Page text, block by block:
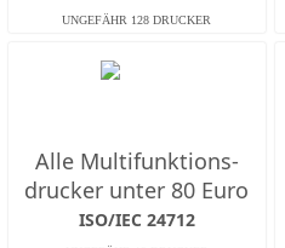
Alle Multifunktions­
drucker unter 80 Euro
ISO/IEC 24712